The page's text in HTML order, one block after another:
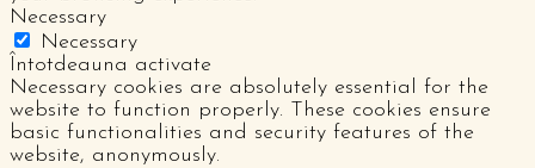
Necessary
Necessary
Întotdeauna activate
Necessary cookies are absolutely essential for the
website to function properly. These cookies ensure
basic functionalities and security features of the
website, anonymously.